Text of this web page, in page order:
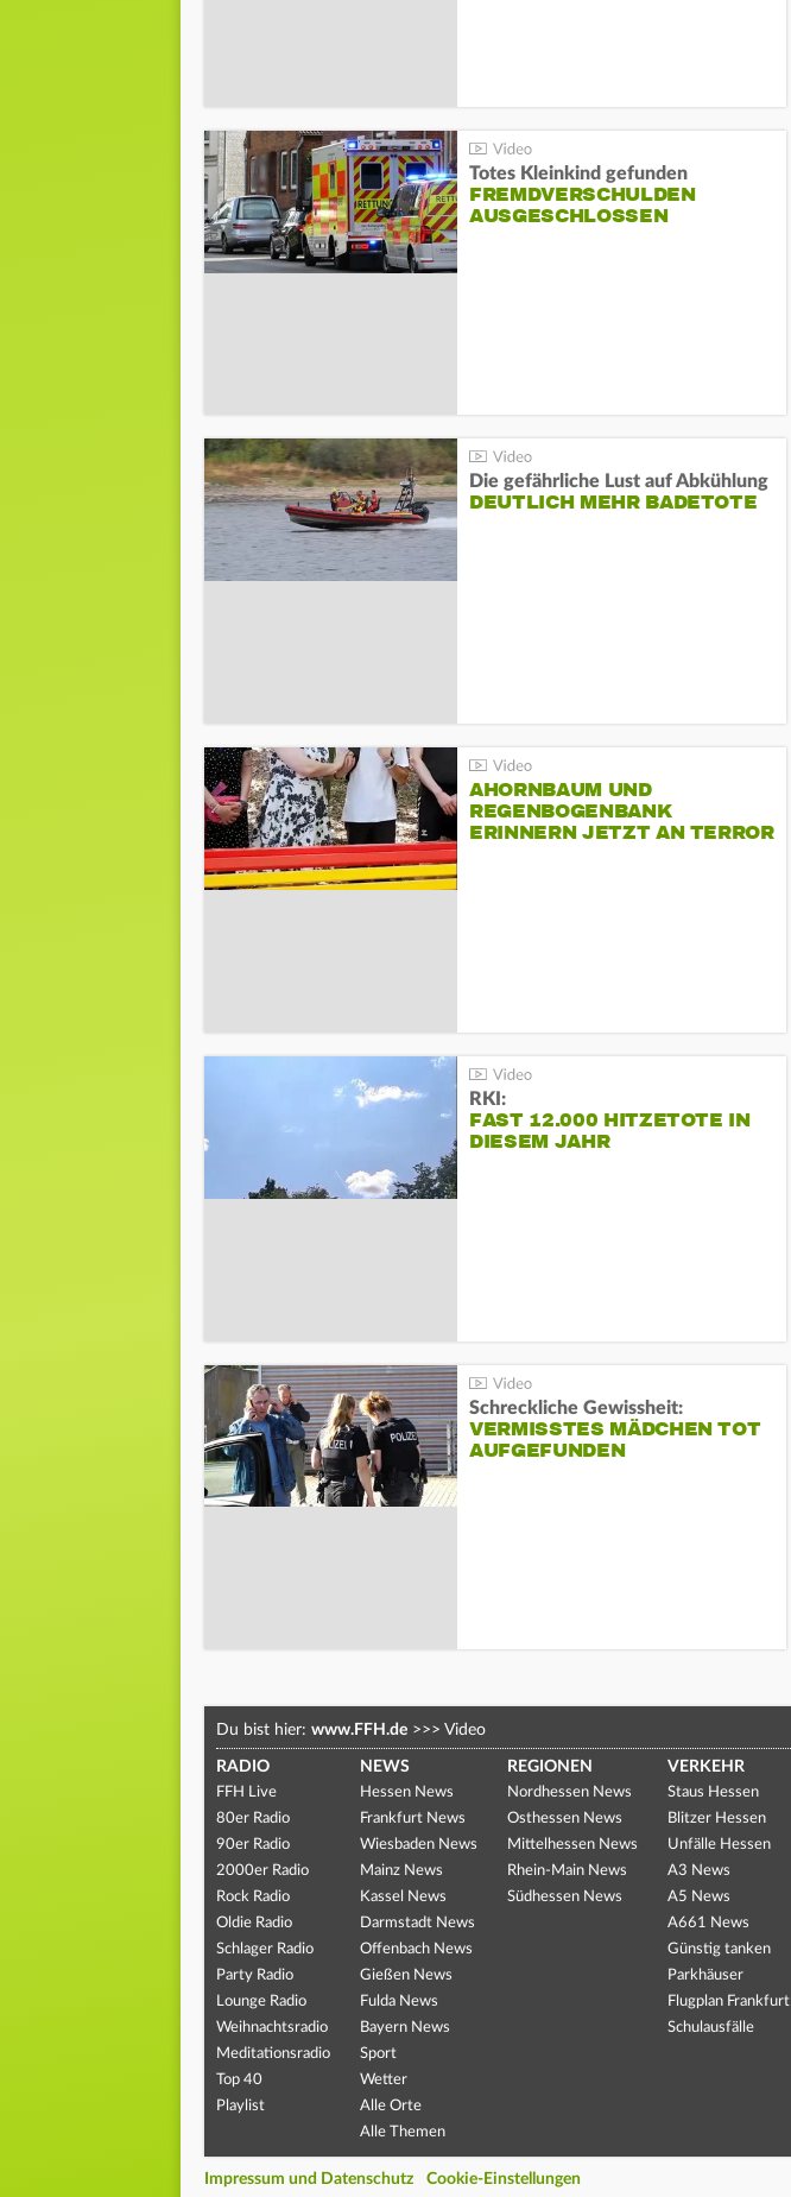
Totes Kleinkind gefunden
FREMDVERSCHULDEN
AUSGESCHLOSSEN
Die gefährliche Lust auf Abkühlung
DEUTLICH MEHR BADETOTE
AHORNBAUM UND
REGENBOGENBANK
ERINNERN JETZT AN TERROR
RKI:
FAST 12.000 HITZETOTE IN
DIESEM JAHR
Schreckliche Gewissheit:
VERMISSTES MÄDCHEN TOT
AUFGEFUNDEN
Du bist hier: www.FFH.de >>> Video
RADIO
FFH Live
80er Radio
90er Radio
2000er Radio
Rock Radio
Oldie Radio
Schlager Radio
Party Radio
Lounge Radio
Weihnachtsradio
Meditationsradio
Top 40
Playlist
NEWS
Hessen News
Frankfurt News
Wiesbaden News
Mainz News
Kassel News
Darmstadt News
Offenbach News
Gießen News
Fulda News
Bayern News
Sport
Wetter
Alle Orte
Alle Themen
REGIONEN
Nordhessen News
Osthessen News
Mittelhessen News
Rhein-Main News
Südhessen News
VERKEHR
Staus Hessen
Blitzer Hessen
Unfälle Hessen
A3 News
A5 News
A661 News
Günstig tanken
Parkhäuser
Flugplan Frankfurt
Schulausfälle
Impressum und Datenschutz Cookie-Einstellungen